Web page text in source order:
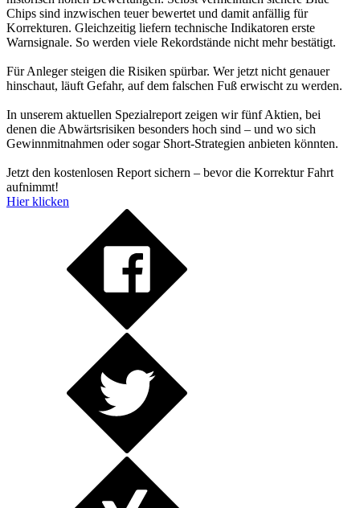
Chips sind inzwischen teuer bewertet und damit anfällig für
Korrekturen. Gleichzeitig liefern technische Indikatoren erste
Warnsignale. So werden viele Rekordstände nicht mehr bestätigt.
Für Anleger steigen die Risiken spürbar. Wer jetzt nicht genauer
hinschaut, läuft Gefahr, auf dem falschen Fuß erwischt zu werden.
In unserem aktuellen Spezialreport zeigen wir fünf Aktien, bei
denen die Abwärtsrisiken besonders hoch sind – und wo sich
Gewinnmitnahmen oder sogar Short-Strategien anbieten könnten.
Jetzt den kostenlosen Report sichern – bevor die Korrektur Fahrt
aufnimmt!
Hier klicken